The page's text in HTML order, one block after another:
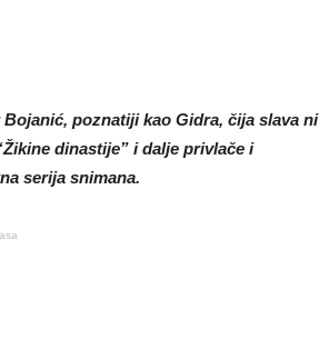
poznatiji kao Gidra, čija slava ni
dinastije” i dalje privlače i
serija snimana.